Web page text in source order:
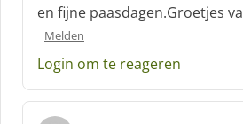
r
e
:
en fijne paasdagen.Groetjes
Melden
Login om te reageren